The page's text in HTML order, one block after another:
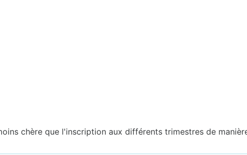
chère que l'inscription aux différents trimestres de